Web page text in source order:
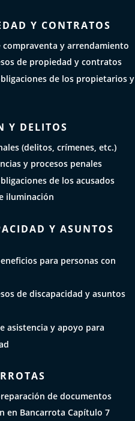
Y CONTRATOS
y arrendamiento
de propiedad y contratos
de los propietarios y
Y DELITOS
(delitos, crímenes, etc.)
y procesos penales
de los acusados
iluminación
Y ASUNTOS
para personas con
de discapacidad y asuntos
asistencia y apoyo para
de documentos
en Bancarrota Capítulo 7